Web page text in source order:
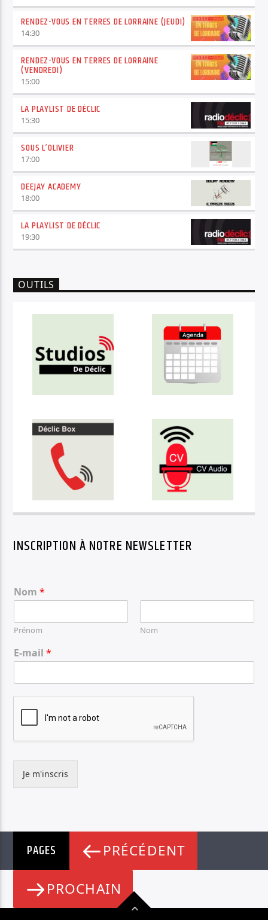
RENDEZ-VOUS EN TERRES DE LORRAINE (JEUDI)
14:30
RENDEZ-VOUS EN TERRES DE LORRAINE
(VENDREDI)
15:00
LA PLAYLIST DE DÉCLIC
15:30
SOUS L’OLIVIER
17:00
DEEJAY ACADEMY
18:00
LA PLAYLIST DE DÉCLIC
19:30
OUTILS
INSCRIPTION À NOTRE NEWSLETTER
Nom*
Prénom Nom
E-mail*
Je m'inscris
PAGES PRÉCÉDENT
PROCHAIN